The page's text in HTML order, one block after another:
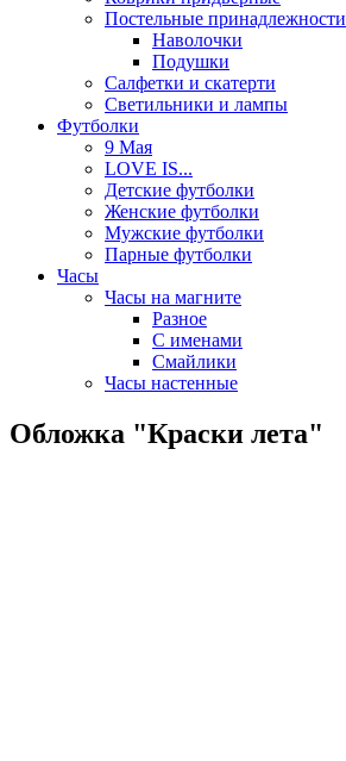
Постельные принадлежности
Наволочки
Подушки
Салфетки и скатерти
Светильники и лампы
Футболки
9 Мая
LOVE IS...
Детские футболки
Женские футболки
Мужские футболки
Парные футболки
Часы
Часы на магните
Разное
С именами
Смайлики
Часы настенные
Обложка "Краски лета"